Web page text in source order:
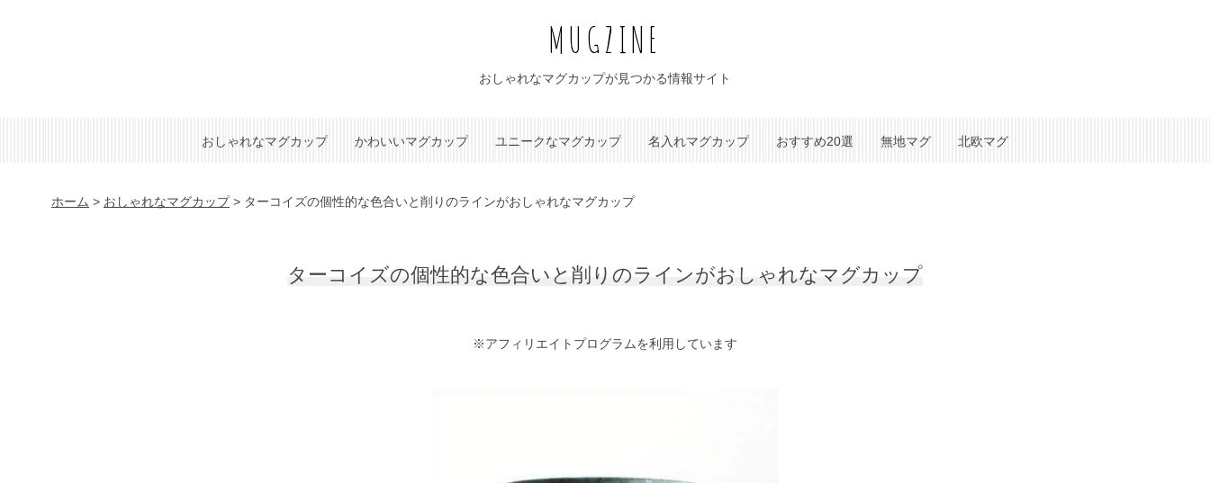
MUGZINE
おしゃれなマグカップが見つかる情報サイト
おしゃれなマグカップ かわいいマグカップ ユニークなマグカップ 名入れマグカップ おすすめ20選 無地マグ 北欧マグ
ホーム > おしゃれなマグカップ> ターコイズの個性的な色合いと削りのラインがおしゃれなマグカップ
ターコイズの個性的な色合いと削りのラインがおしゃれなマグカップ
※アフィリエイトプログラムを利用しています